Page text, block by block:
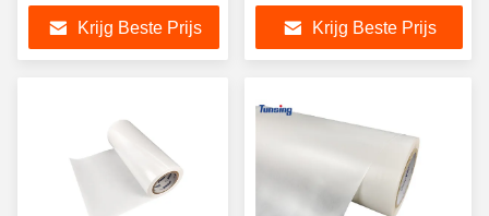
Krijg Beste Prijs Krijg Beste Prijs